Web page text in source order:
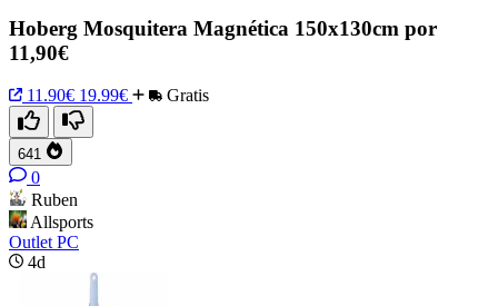
Hoberg Mosquitera Magnética 150x130cm por
11,90€
11.90€ 19.99€ Gratis
641
0
Ruben
Allsports
Outlet PC
4d